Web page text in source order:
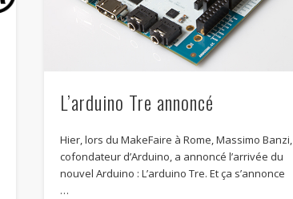
L’arduino Tre annoncé
Hier, lors du MakeFaire à Rome, Massimo Banzi,
cofondateur d’Arduino, a annoncé l’arrivée du
nouvel Arduino : L’arduino Tre. Et ça s’annonce
…